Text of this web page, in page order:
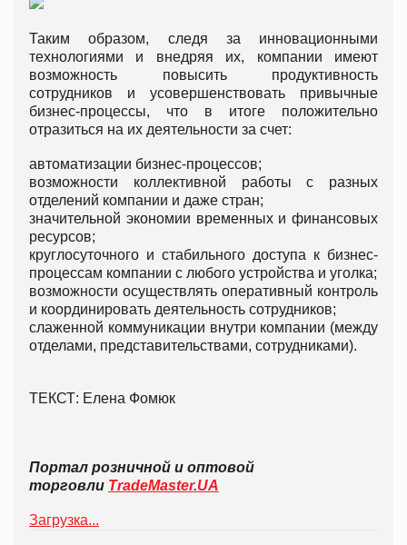
Таким образом, следя за инновационными
технологиями и внедряя их, компании имеют
возможность повысить продуктивность
сотрудников и усовершенствовать привычные
бизнес-процессы, что в итоге положительно
отразиться на их деятельности за счет:
автоматизации бизнес-процессов;
возможности коллективной работы с разных
отделений компании и даже стран;
значительной экономии временных и финансовых
ресурсов;
круглосуточного и стабильного доступа к бизнес-
процессам компании с любого устройства и уголка;
возможности осуществлять оперативный контроль
и координировать деятельность сотрудников;
слаженной коммуникации внутри компании (между
отделами, представительствами, сотрудниками).
ТЕКСТ: Елена Фомюк
Портал розничной и оптовой
торговли TradeMaster.UA
Загрузка...